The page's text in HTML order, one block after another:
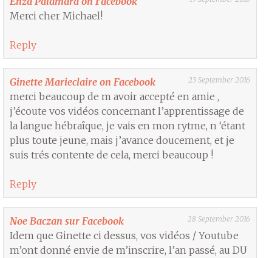
Merci cher Michael!
Reply
Ginette Marieclaire on Facebook 23 September 2016
merci beaucoup de m avoir accepté en amie ,
j’écoute vos vidéos concernant l’apprentissage de
la langue hébraîque, je vais en mon rytme, n ‘étant
plus toute jeune, mais j’avance doucement, et je
suis trés contente de cela, merci beaucoup !
Reply
Noe Baczan sur Facebook 28 September 2016
Idem que Ginette ci dessus, vos vidéos / Youtube
m’ont donné envie de m’inscrire, l’an passé, au DU